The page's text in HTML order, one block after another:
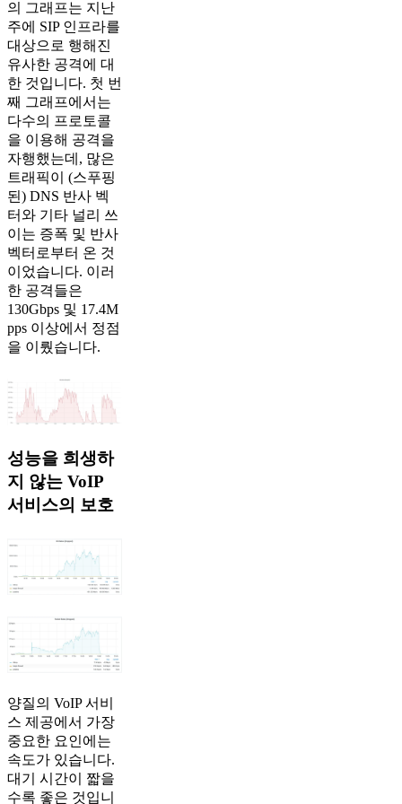
의 그래프는 지난
주에 SIP 인프라를
대상으로 행해진
유사한 공격에 대
한 것입니다. 첫 번
째 그래프에서는
다수의 프로토콜
을 이용해 공격을
자행했는데, 많은
트래픽이 (스푸핑
된) DNS 반사 벡
터와 기타 널리 쓰
이는 증폭 및 반사
벡터로부터 온 것
이었습니다. 이러
한 공격들은
130Gbps 및 17.4M
pps 이상에서 정점
을 이뤘습니다.
성능을 희생하
지 않는 VoIP
서비스의 보호
양질의 VoIP 서비
스 제공에서 가장
중요한 요인에는
속도가 있습니다.
대기 시간이 짧을
수록 좋은 것입니